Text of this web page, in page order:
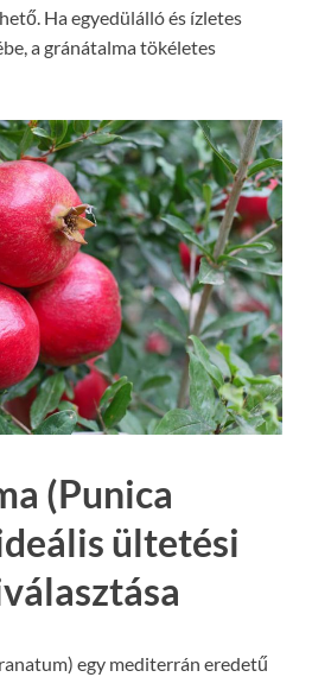
Ha egyedülálló és ízletes
a gránátalma tökéletes
(Punica
ültetési
egy mediterrán eredetű